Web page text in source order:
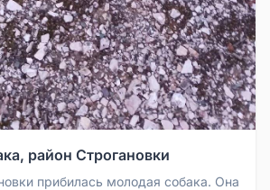
район Строгановки
прибилась молодая собака. Она